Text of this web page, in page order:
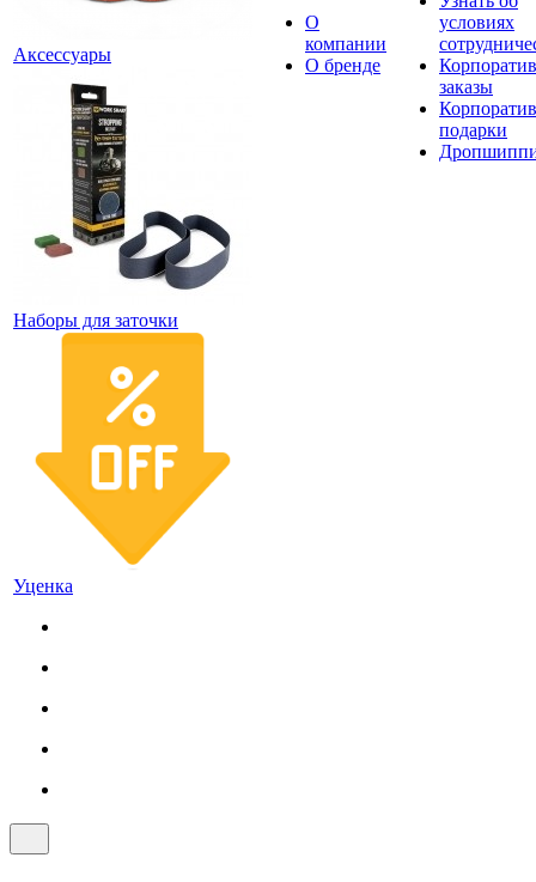
Аксессуары
Наборы для заточки
Уценка
О
компании
О бренде
условиях
заказы
подарки